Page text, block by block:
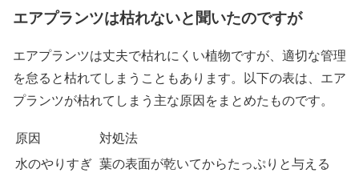
エアプランツは枯れないと聞いたのですが
エアプランツは丈夫で枯れにくい植物ですが、適切な管理
を怠ると枯れてしまうこともあります。以下の表は、エア
プランツが枯れてしまう主な原因をまとめたものです。
原因
対処法
水のやりすぎ 葉の表面が乾いてからたっぷりと与える